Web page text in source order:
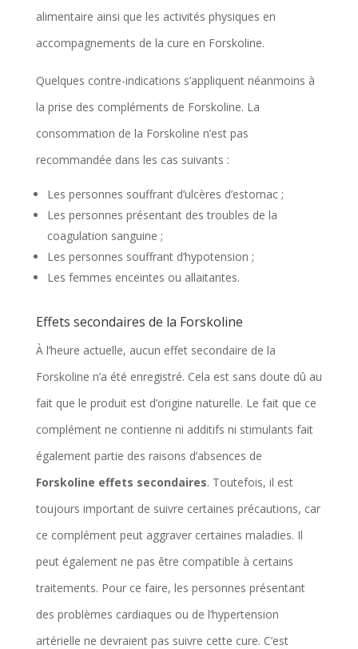
alimentaire ainsi que les activités physiques en
accompagnements de la cure en Forskoline.
Quelques contre-indications s’appliquent néanmoins à
la prise des compléments de Forskoline. La
consommation de la Forskoline n’est pas
recommandée dans les cas suivants :
Les personnes souffrant d’ulcères d’estomac ;
Les personnes présentant des troubles de la
coagulation sanguine ;
Les personnes souffrant d’hypotension ;
Les femmes enceintes ou allaitantes.
Effets secondaires de la Forskoline
À l’heure actuelle, aucun effet secondaire de la
Forskoline n’a été enregistré. Cela est sans doute dû au
fait que le produit est d’origine naturelle. Le fait que ce
complément ne contienne ni additifs ni stimulants fait
également partie des raisons d’absences de
Forskoline effets secondaires. Toutefois, il est
toujours important de suivre certaines précautions, car
ce complément peut aggraver certaines maladies. Il
peut également ne pas être compatible à certains
traitements. Pour ce faire, les personnes présentant
des problèmes cardiaques ou de l’hypertension
artérielle ne devraient pas suivre cette cure. C’est